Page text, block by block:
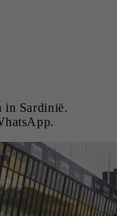
in Sardinië.